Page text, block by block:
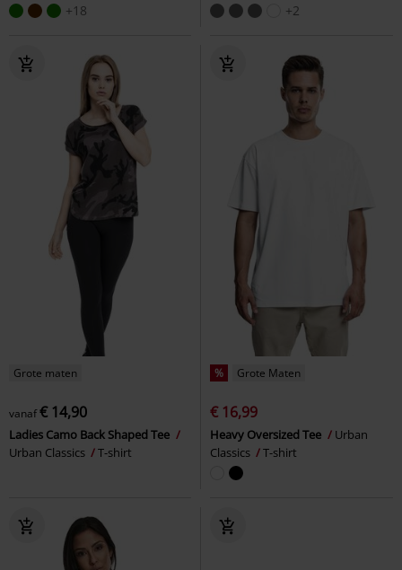
+18 +2
Grote maten
vanaf€ 14,90
Ladies Camo Back Shaped Tee
Urban Classics
T-shirt
% Grote Maten
€ 16,99
Heavy Oversized Tee
Urban
Classics
T-shirt